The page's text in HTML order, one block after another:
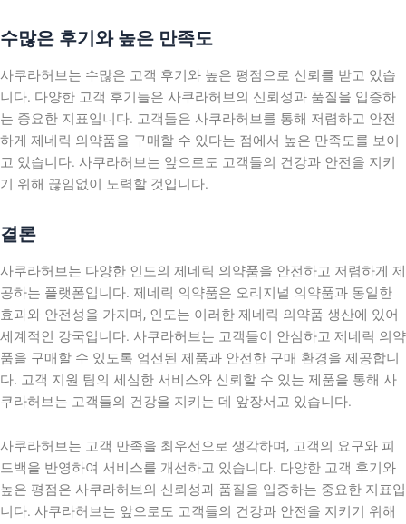
수많은 후기와 높은 만족도
사쿠라허브는 수많은 고객 후기와 높은 평점으로 신뢰를 받고 있습
니다. 다양한 고객 후기들은 사쿠라허브의 신뢰성과 품질을 입증하
는 중요한 지표입니다. 고객들은 사쿠라허브를 통해 저렴하고 안전
하게 제네릭 의약품을 구매할 수 있다는 점에서 높은 만족도를 보이
고 있습니다. 사쿠라허브는 앞으로도 고객들의 건강과 안전을 지키
기 위해 끊임없이 노력할 것입니다.
결론
사쿠라허브는 다양한 인도의 제네릭 의약품을 안전하고 저렴하게 제
공하는 플랫폼입니다. 제네릭 의약품은 오리지널 의약품과 동일한
효과와 안전성을 가지며, 인도는 이러한 제네릭 의약품 생산에 있어
세계적인 강국입니다. 사쿠라허브는 고객들이 안심하고 제네릭 의약
품을 구매할 수 있도록 엄선된 제품과 안전한 구매 환경을 제공합니
다. 고객 지원 팀의 세심한 서비스와 신뢰할 수 있는 제품을 통해 사
쿠라허브는 고객들의 건강을 지키는 데 앞장서고 있습니다.
사쿠라허브는 고객 만족을 최우선으로 생각하며, 고객의 요구와 피
드백을 반영하여 서비스를 개선하고 있습니다. 다양한 고객 후기와
높은 평점은 사쿠라허브의 신뢰성과 품질을 입증하는 중요한 지표입
니다. 사쿠라허브는 앞으로도 고객들의 건강과 안전을 지키기 위해